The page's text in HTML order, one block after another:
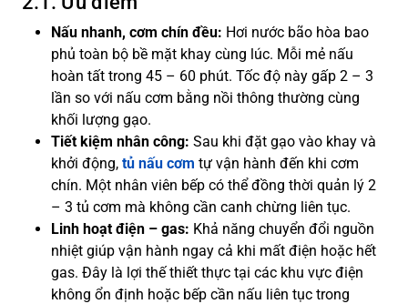
Nấu nhanh, cơm chín đều: Hơi nước bão hòa bao
phủ toàn bộ bề mặt khay cùng lúc. Mỗi mẻ nấu
hoàn tất trong 45 – 60 phút. Tốc độ này gấp 2 – 3
lần so với nấu cơm bằng nồi thông thường cùng
khối lượng gạo.
Tiết kiệm nhân công: Sau khi đặt gạo vào khay và
khởi động, tủ nấu cơm tự vận hành đến khi cơm
chín. Một nhân viên bếp có thể đồng thời quản lý 2
– 3 tủ cơm mà không cần canh chừng liên tục.
Linh hoạt điện – gas: Khả năng chuyển đổi nguồn
nhiệt giúp vận hành ngay cả khi mất điện hoặc hết
gas. Đây là lợi thế thiết thực tại các khu vực điện
không ổn định hoặc bếp cần nấu liên tục trong